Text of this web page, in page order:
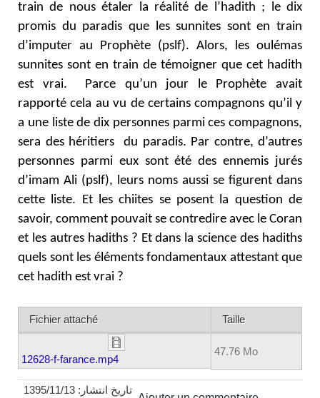
train de nous étaler la réalité de l’hadith ; le dix
promis du paradis que les sunnites sont en train
d’imputer au Prophète (pslf). Alors, les oulémas
sunnites sont en train de témoigner que cet hadith
est vrai. Parce qu’un jour le Prophète avait
rapporté cela au vu de certains compagnons qu’il y
a une liste de dix personnes parmi ces compagnons,
sera des héritiers du paradis. Par contre, d’autres
personnes parmi eux sont été des ennemis jurés
d’imam Ali (pslf), leurs noms aussi se figurent dans
cette liste. Et les chiites se posent la question de
savoir, comment pouvait se contredire avec le Coran
et les autres hadiths ? Et dans la science des hadiths
quels sont les éléments fondamentaux attestant que
cet hadith est vrai ?
Fichier attaché Taille
12628-f-farance.mp4
47.76 Mo
تاریخ انتشار: 1395/11/13